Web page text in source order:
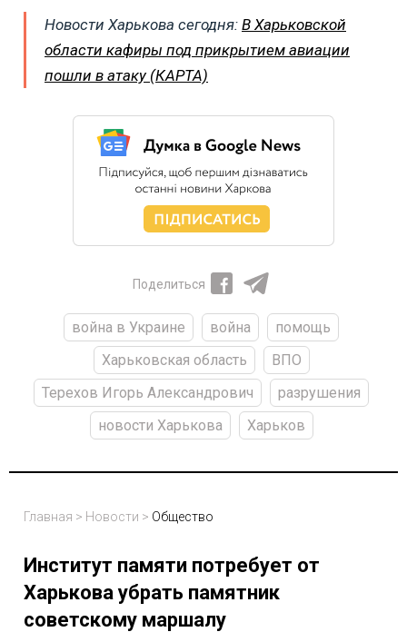
Новости Харькова сегодня: В Харьковской
области кафиры под прикрытием авиации
пошли в атаку (КАРТА)
Поделиться
война в Украине война
помощь
Харьковская область
ВПО
Терехов Игорь Александрович
разрушения
новости Харькова
Харьков
Главная > Новости > Общество
Институт памяти потребует от
Харькова убрать памятник
советскому маршалу